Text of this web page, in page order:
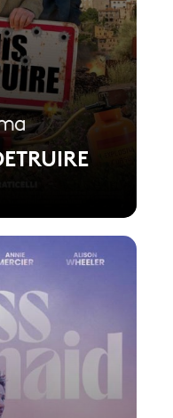
Fraticelli
film